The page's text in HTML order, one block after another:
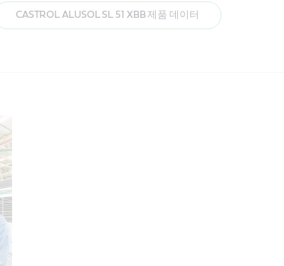
CASTROL ALUSOL SL 51 XBB 제품 데이터